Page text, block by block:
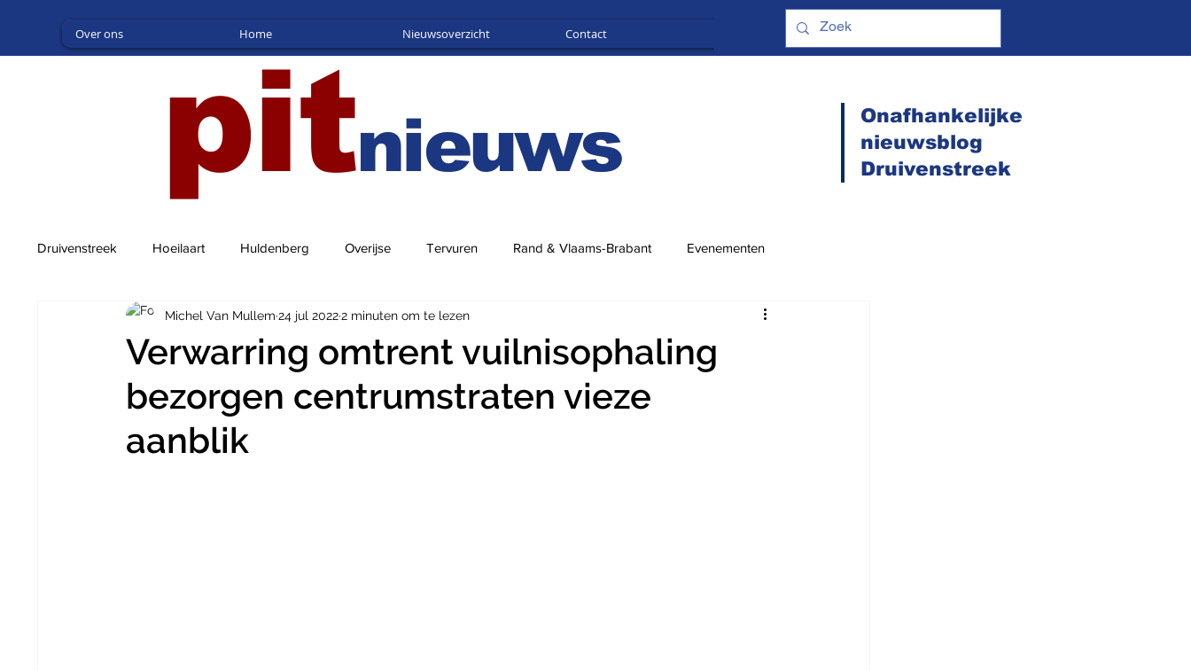
Over ons Home Nieuwsoverzicht Contact
pitnieuws
Onafhankelijke
nieuwsblog
Druivenstreek
Druivenstreek Hoeilaart Huldenberg Overijse Tervuren Rand & Vlaams-Brabant Evenementen
Verwarring omtrent vuilnisophaling
bezorgen centrumstraten vieze
aanblik
Michel Van Mullem 24 jul 20222 minuten om te lezen